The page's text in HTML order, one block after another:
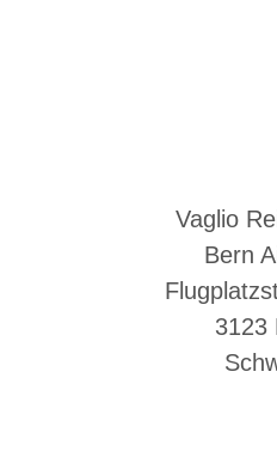
Vaglio
Bern
3123